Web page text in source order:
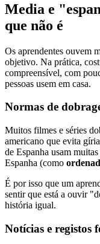
Media e
que não é
Os aprendentes ouvem
objetivo. Na prática,
compreensível, com
pessoas usem em casa.
Normas de
Muitos filmes e séries
americano que evita
de Espanha usam
Espanha (como
É por isso que um
sentir que está a ouvir
história igual.
Notícias e registos